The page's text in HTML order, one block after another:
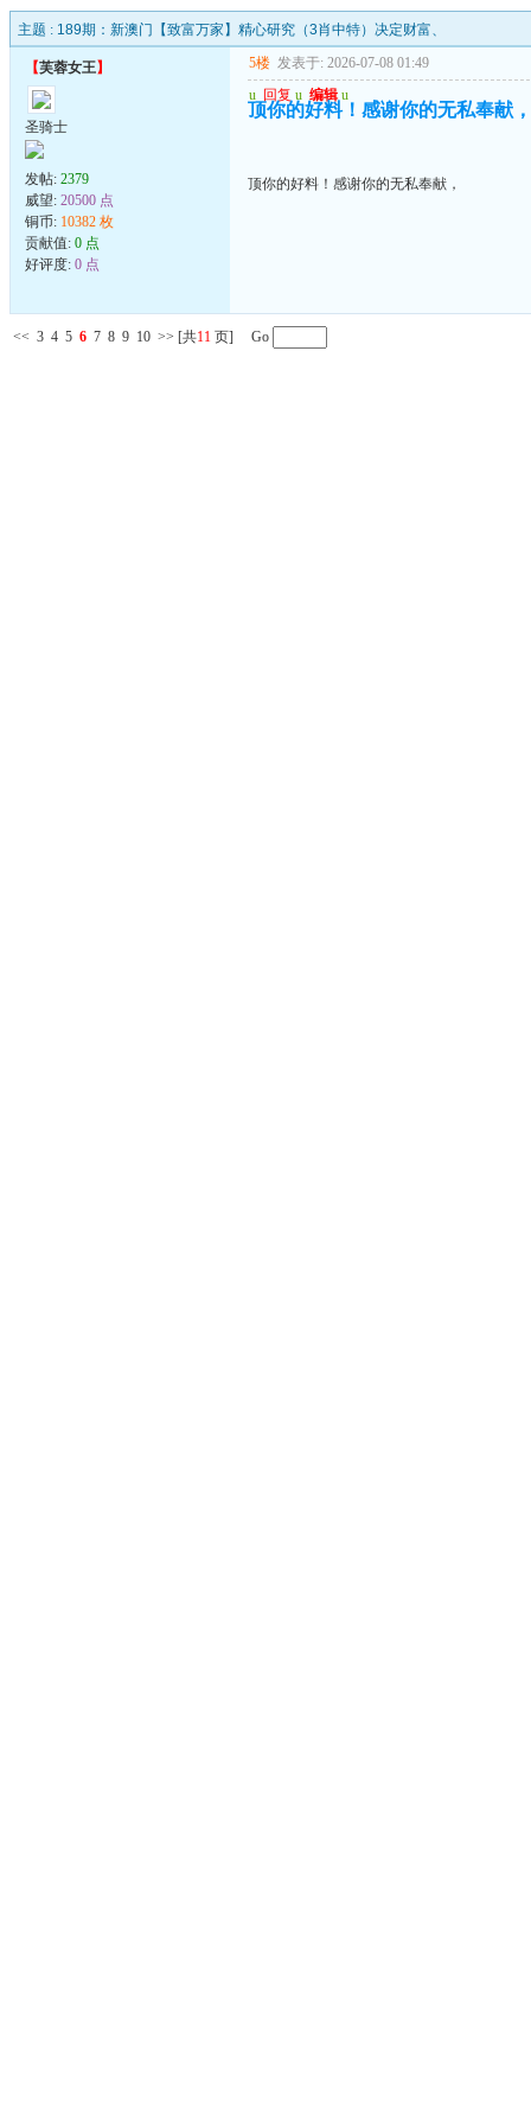
主题 : 189期：新澳门【致富万家】精心研究（3肖中特）决定财富、
【芙蓉女王】
圣骑士
发帖: 2379
威望: 20500 点
铜币: 10382 枚
贡献值: 0 点
好评度: 0 点
5楼 发表于: 2026-07-08 01:49
u 回复 u 编辑 u
顶你的好料！感谢你的无私奉献，
顶你的好料！感谢你的无私奉献，
<< 3 4 5 6 7 8 9 10 >> [共11 页] Go